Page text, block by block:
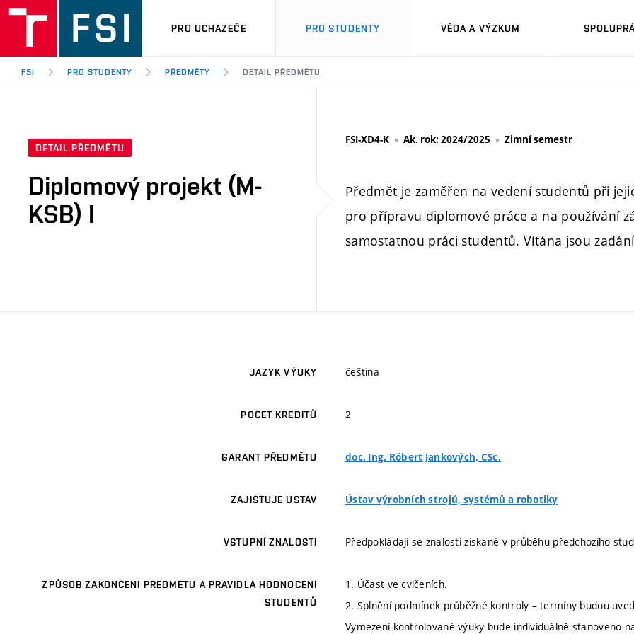
PRO UCHAZEČE PRO STUDENTY VĚDA A VÝZKUM
FSI PRO STUDENTY PŘEDMĚTY DETAIL PŘEDMĚTU
DETAIL PŘEDMĚTU
Diplomový projekt (M-
KSB) I
FSI-XD4-K Ak. rok: 2024/2025 Zimní semestr
Předmět je zaměřen na vedení studentů při
pro přípravu diplomové práce a na používání
samostatnou práci studentů. Vítána jsou
JAZYK VÝUKY čeština
POČET KREDITŮ 2
GARANT PŘEDMĚTU doc. Ing. Róbert Jankových, CSc.
ZAJIŠŤUJE ÚSTAV Ústav výrobních strojů, systémů a robotiky
VSTUPNÍ ZNALOSTI Předpokládají se znalosti získané v průběhu předchozího
ZPŮSOB ZAKONČENÍ PŘEDMĚTU A PRAVIDLA HODNOCENÍ
STUDENTŮ
1. Účast ve cvičeních.
2. Splnění podmínek průběžné kontroly – termíny budou
Vymezení kontrolované výuky bude individuálně stanoveno